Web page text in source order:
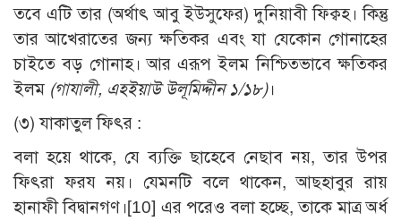
তবে এটি তার (অর্থাৎ আবু ইউসুফের) দুনিয়াবী ফিক্বহ। কিন্তু
তার আখেরাতের জন্য ক্ষতিকর এবং যা যেকোন গোনাহের
চাইতে বড় গোনাহ। আর এরূপ ইলম নিশ্চিতভাবে ক্ষতিকর
ইলম (গাযালী, এহইয়াউ উলূমিদ্দীন ১/১৮)।
(৩) যাকাতুল ফিৎর :
বলা হয়ে থাকে, যে ব্যক্তি ছাহেবে নেছাব নয়, তার উপর
ফিৎরা ফরয নয়। যেমনটি বলে থাকেন, আছহাবুর রায়
হানাফী বিদ্বানগণ।[10] এর পরেও বলা হচ্ছে, তাকে মাত্র অর্ধ